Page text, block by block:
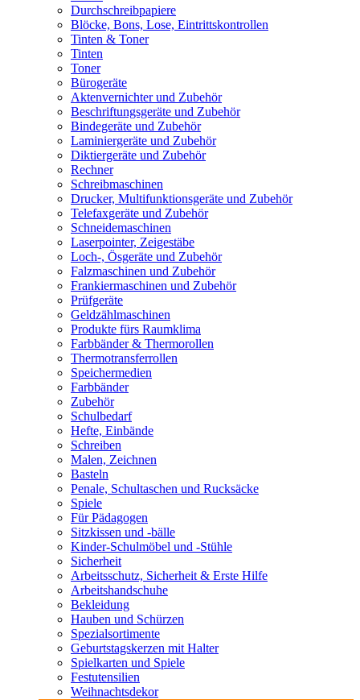
Durchschreibpapiere
Blöcke, Bons, Lose, Eintrittskontrollen
Tinten & Toner
Tinten
Toner
Bürogeräte
Aktenvernichter und Zubehör
Beschriftungsgeräte und Zubehör
Bindegeräte und Zubehör
Laminiergeräte und Zubehör
Diktiergeräte und Zubehör
Rechner
Schreibmaschinen
Drucker, Multifunktionsgeräte und Zubehör
Telefaxgeräte und Zubehör
Schneidemaschinen
Laserpointer, Zeigestäbe
Loch-, Ösgeräte und Zubehör
Falzmaschinen und Zubehör
Frankiermaschinen und Zubehör
Prüfgeräte
Geldzählmaschinen
Produkte fürs Raumklima
Farbbänder & Thermorollen
Thermotransferrollen
Speichermedien
Farbbänder
Zubehör
Schulbedarf
Hefte, Einbände
Schreiben
Malen, Zeichnen
Basteln
Penale, Schultaschen und Rucksäcke
Spiele
Für Pädagogen
Sitzkissen und -bälle
Kinder-Schulmöbel und -Stühle
Sicherheit
Arbeitsschutz, Sicherheit & Erste Hilfe
Arbeitshandschuhe
Bekleidung
Hauben und Schürzen
Spezialsortimente
Geburtstagskerzen mit Halter
Spielkarten und Spiele
Festutensilien
Weihnachtsdekor